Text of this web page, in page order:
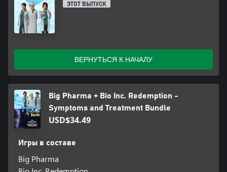
ЭТОТ ВЫПУСК
ВЕРНУТЬСЯ К НАЧАЛУ
Big Pharma + Bio Inc. Redemption -
Symptoms and Treatment Bundle
USD$34.49
Игры в составе
Big Pharma